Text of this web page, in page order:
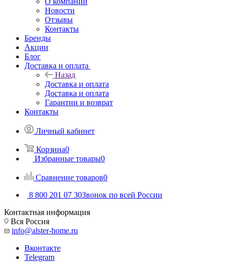
Новости
Отзывы
Контакты
Бренды
Акции
Блог
Доставка и оплата
Назад
Доставка и оплата
Доставка и оплата
Гарантии и возврат
Контакты
Личный кабинет
Корзина0
Избранные товары0
Сравнение товаров0
8 800 201 07 30Звонок по всей России
Контактная информация
Вся Россия
info@alster-home.ru
Вконтакте
Telegram